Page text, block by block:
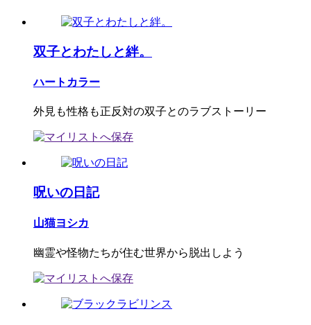
双子とわたしと絆。
ハートカラー
外見も性格も正反対の双子とのラブストーリー
呪いの日記
山猫ヨシカ
幽霊や怪物たちが住む世界から脱出しよう